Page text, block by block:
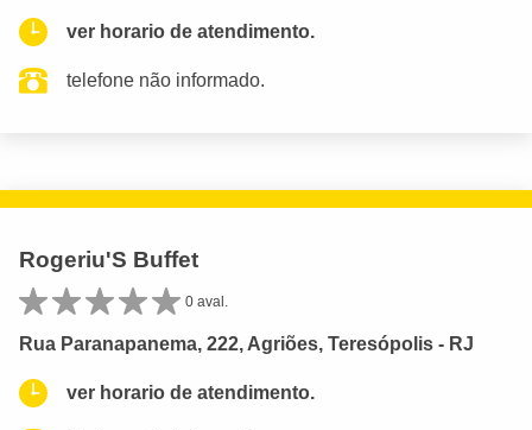
ver horario de atendimento.
telefone não informado.
Rogeriu'S Buffet
0 aval.
Rua Paranapanema, 222, Agriões, Teresópolis - RJ
ver horario de atendimento.